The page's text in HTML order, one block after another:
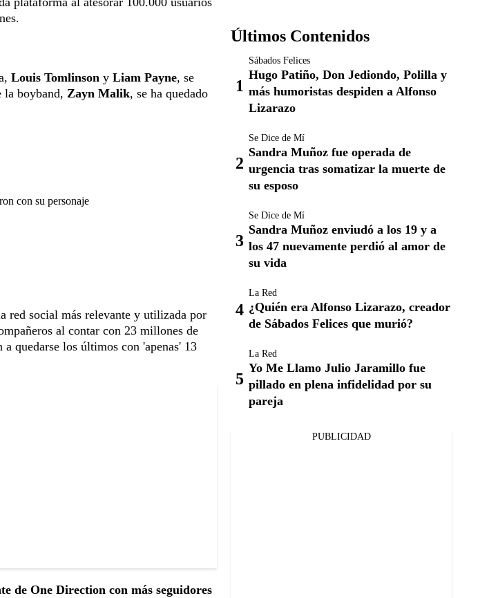
Louis Tomlinson y Liam Payne, se
la boyband, Zayn Malik, se ha quedado
con su personaje
red social más relevante y utilizada por
al contar con 23 millones de
quedarse los últimos con 'apenas' 13
de One Direction con más seguidores
Últimos Contenidos
Sábados Felices
Hugo Patiño, Don Jediondo, Polilla y
más humoristas despiden a Alfonso
Lizarazo
Se Dice de Mí
Sandra Muñoz fue operada de
urgencia tras somatizar la muerte de
su esposo
Se Dice de Mí
Sandra Muñoz enviudó a los 19 y a
los 47 nuevamente perdió al amor de
su vida
La Red
¿Quién era Alfonso Lizarazo, creador
de Sábados Felices que murió?
La Red
Yo Me Llamo Julio Jaramillo fue
pillado en plena infidelidad por su
pareja
PUBLICIDAD